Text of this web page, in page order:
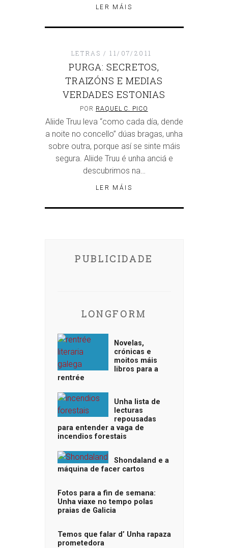
LER MÁIS
LETRAS 11/07/2011
PURGA: SECRETOS,
TRAIZÓNS E MEDIAS
VERDADES ESTONIAS
POR RAQUEL C. PICO
Aliide Truu leva “como cada día, dende
a noite no concello” dúas bragas, unha
sobre outra, porque así se sinte máis
segura. Aliide Truu é unha anciá e
descubrimos na…
LER MÁIS
PUBLICIDADE
LONGFORM
Novelas,
crónicas e
moitos máis
libros para a
rentrée
Unha lista de
lecturas
repousadas
para entender a vaga de
incendios forestais
Shondaland e a
máquina de facer cartos
Fotos para a fin de semana:
Unha viaxe no tempo polas
praias de Galicia
Temos que falar d’ Unha rapaza
prometedora